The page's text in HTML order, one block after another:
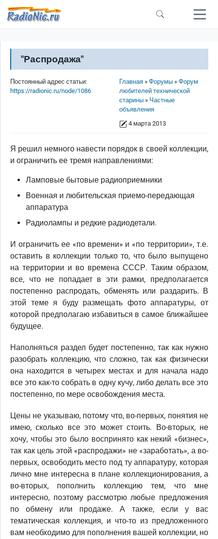
Перейти к основному содержанию
"Распродажа"
Строка навигации
Главная Форумы
Форум
любителей технической
старины
Частные
объявления
4 марта 2013
Постоянный адрес статьи:
https://radionic.ru/node/1086
Я решил немного навести порядок в своей коллекции,
и ограничить ее тремя направлениями:
Ламповые бытовые радиоприемники
Военная и любительская приемо-передающая
аппаратура
Радиолампы и редкие радиодетали.
И ограничить ее «по времени» и «по территории», т.е.
оставить в коллекции только то, что было выпущено
на территории и во времена СССР. Таким образом,
все, что не попадает в эти рамки, предполагается
постепенно распродать, обменять или раздарить. В
этой теме я буду размещать фото аппаратуры, от
которой предполагаю избавиться в самое ближайшее
будущее.
Наполняться раздел будет постепенно, так как нужно
разобрать коллекцию, что сложно, так как физически
она находится в четырех местах и для начала надо
все это как-то собрать в одну кучу, либо делать все это
постепенно, по мере освобождения места.
Цены не указываю, потому что, во-первых, понятия не
имею, сколько все это может стоить. Во-вторых, не
хочу, чтобы это было воспринято как некий «бизнес»,
так как цель этой «распродажи» не «заработать», а во-
первых, освободить место под ту аппаратуру, которая
лично мне интересна в плане коллекционирования, а
во-вторых, пополнить коллекцию тем, что мне
интересно, поэтому рассмотрю любые предложения
по обмену или продаже. А также, если у вас
тематическая коллекция, и что-то из предложенного
вам необходимо для пополнения вашей коллекции, но